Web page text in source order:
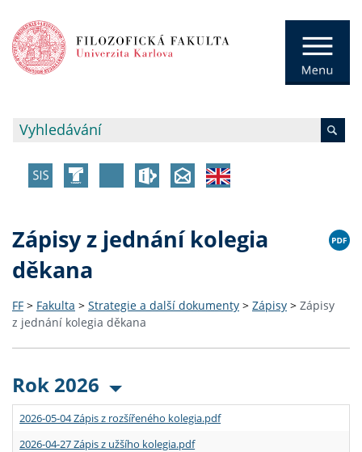
Zápisy z jednání kolegia
děkana
FF > Fakulta > Strategie a další dokumenty > Zápisy > Zápisy
z jednání kolegia děkana
Rok 2026
2026-05-04 Zápis z rozšířeného kolegia.pdf
2026-04-27 Zápis z užšího kolegia.pdf